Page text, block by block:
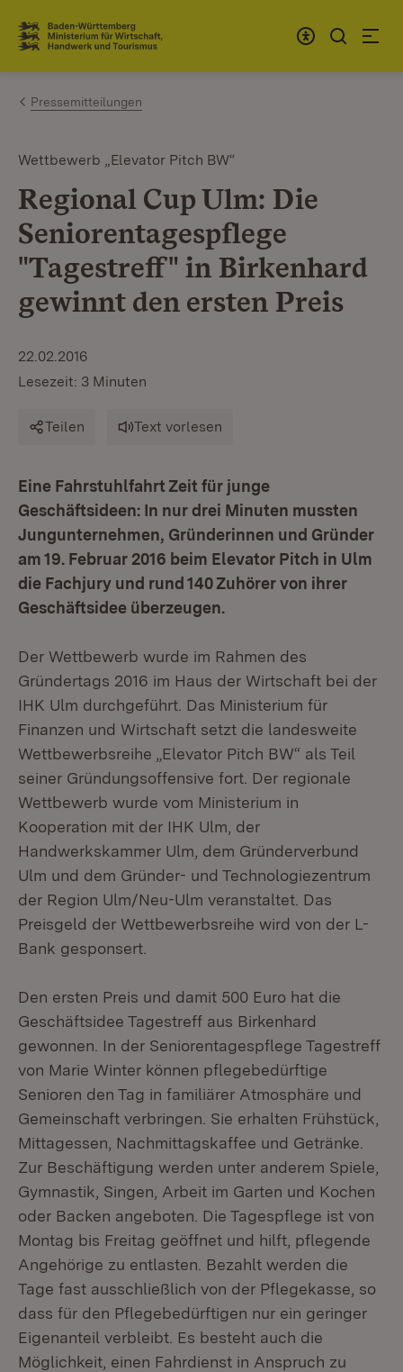
Zum Inhalt springen
Link zur Startseite
Pressemitteilungen
Wettbewerb „Elevator Pitch BW“
Regional Cup Ulm: Die
Seniorentagespflege
"Tagestreff" in Birkenhard
gewinnt den ersten Preis
22.02.2016
Lesezeit: 3 Minuten
Teilen Text vorlesen
Eine Fahrstuhlfahrt Zeit für junge
Geschäftsideen: In nur drei Minuten mussten
Jungunternehmen, Gründerinnen und Gründer
am 19. Februar 2016 beim Elevator Pitch in Ulm
die Fachjury und rund 140 Zuhörer von ihrer
Geschäftsidee überzeugen.
Der Wettbewerb wurde im Rahmen des
Gründertags 2016 im Haus der Wirtschaft bei der
IHK Ulm durchgeführt. Das Ministerium für
Finanzen und Wirtschaft setzt die landesweite
Wettbewerbsreihe „Elevator Pitch BW“ als Teil
seiner Gründungsoffensive fort. Der regionale
Wettbewerb wurde vom Ministerium in
Kooperation mit der IHK Ulm, der
Handwerkskammer Ulm, dem Gründerverbund
Ulm und dem Gründer- und Technologiezentrum
der Region Ulm/Neu-Ulm veranstaltet. Das
Preisgeld der Wettbewerbsreihe wird von der L-
Bank gesponsert.
Den ersten Preis und damit 500 Euro hat die
Geschäftsidee Tagestreff aus Birkenhard
gewonnen. In der Seniorentagespflege Tagestreff
von Marie Winter können pflegebedürftige
Senioren den Tag in familiärer Atmosphäre und
Gemeinschaft verbringen. Sie erhalten Frühstück,
Mittagessen, Nachmittagskaffee und Getränke.
Zur Beschäftigung werden unter anderem Spiele,
Gymnastik, Singen, Arbeit im Garten und Kochen
oder Backen angeboten. Die Tagespflege ist von
Montag bis Freitag geöffnet und hilft, pflegende
Angehörige zu entlasten. Bezahlt werden die
Tage fast ausschließlich von der Pflegekasse, so
dass für den Pflegebedürftigen nur ein geringer
Eigenanteil verbleibt. Es besteht auch die
Möglichkeit, einen Fahrdienst in Anspruch zu